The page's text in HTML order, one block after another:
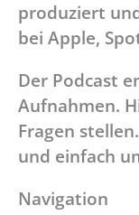
produziert
bei Apple,
Der Podcast
Aufnahmen.
Fragen
und einfach
Navigation